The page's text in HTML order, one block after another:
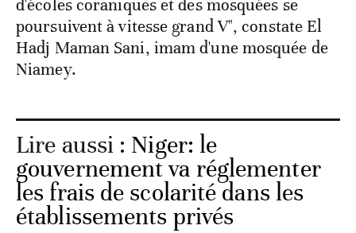
d'écoles coraniques et des mosquées se
poursuivent à vitesse grand V", constate El
Hadj Maman Sani, imam d'une mosquée de
Niamey.
Lire aussi : Niger: le
gouvernement va réglementer
les frais de scolarité dans les
établissements privés